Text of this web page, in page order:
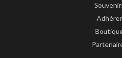
Adhérer